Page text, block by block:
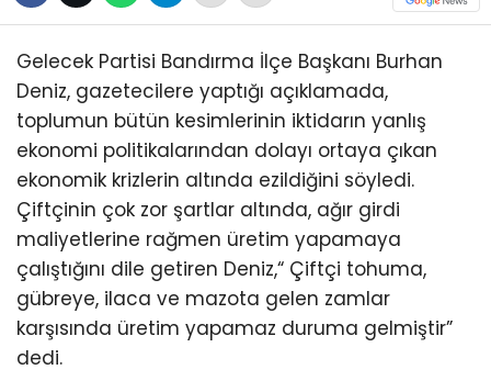
Gelecek Partisi Bandırma İlçe Başkanı Burhan
Deniz, gazetecilere yaptığı açıklamada,
toplumun bütün kesimlerinin iktidarın yanlış
ekonomi politikalarından dolayı ortaya çıkan
ekonomik krizlerin altında ezildiğini söyledi.
Çiftçinin çok zor şartlar altında, ağır girdi
maliyetlerine rağmen üretim yapamaya
çalıştığını dile getiren Deniz,“ Çiftçi tohuma,
gübreye, ilaca ve mazota gelen zamlar
karşısında üretim yapamaz duruma gelmiştir”
dedi.